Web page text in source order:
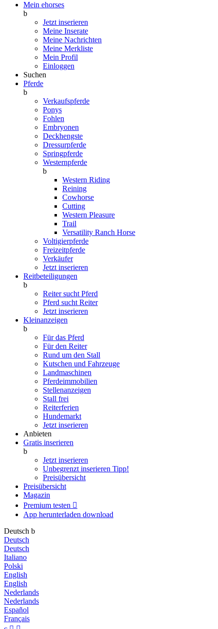
Mein ehorses
b
Jetzt inserieren
Meine Inserate
Meine Nachrichten
Meine Merkliste
Mein Profil
Einloggen
Suchen
Pferde
b
Verkaufspferde
Ponys
Fohlen
Embryonen
Deckhengste
Dressurpferde
Springpferde
Westernpferde
b
Western Riding
Reining
Cowhorse
Cutting
Western Pleasure
Trail
Versatility Ranch Horse
Voltigierpferde
Freizeitpferde
Verkäufer
Jetzt inserieren
Reitbeteiligungen
b
Reiter sucht Pferd
Pferd sucht Reiter
Jetzt inserieren
Kleinanzeigen
b
Für das Pferd
Für den Reiter
Rund um den Stall
Kutschen und Fahrzeuge
Landmaschinen
Pferdeimmobilien
Stellenanzeigen
Stall frei
Reiterferien
Hundemarkt
Jetzt inserieren
Anbieten
Gratis inserieren
b
Jetzt inserieren
Unbegrenzt inserieren Tipp!
Preisübersicht
Preisübersicht
Magazin
Premium testen 
App herunterladen download
Deutsch b
Deutsch
Deutsch
Italiano
Polski
English
English
Nederlands
Nederlands
Español
Français